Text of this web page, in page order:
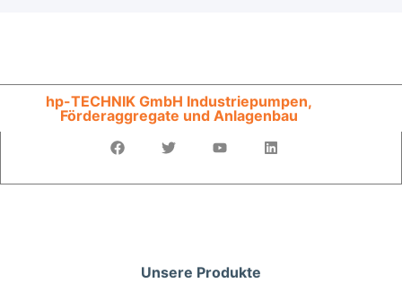
hp-TECHNIK GmbH Industriepumpen,
Förderaggregate und Anlagenbau
Unsere Produkte